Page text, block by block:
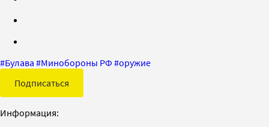
#Булава #Минобороны РФ #оружие
Подписаться
Информация: